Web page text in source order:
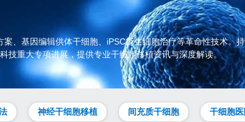
案、基因编辑供体干细胞、iPSC衍生细胞治疗等革命性技术
技重大专项进展，提供专业干细胞移植资讯与深度解读。
神经干细胞移植 间充质干细胞 干细胞